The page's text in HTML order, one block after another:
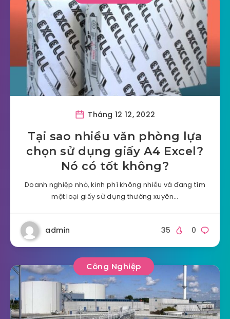
Tháng 12 12, 2022
Tại sao nhiều văn phòng lựa
chọn sử dụng giấy A4 Excel?
Nó có tốt không?
Doanh nghiệp nhỏ, kinh phí không nhiều và đang tìm
một loại giấy sử dụng thường xuyên…
admin 0
35
Công Nghiệp